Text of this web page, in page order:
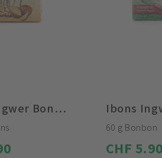
Piniol Ingwer Bonbons Mango Box
60 g Bonbon
CHF 5.90